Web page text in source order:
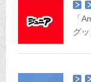
「
グ